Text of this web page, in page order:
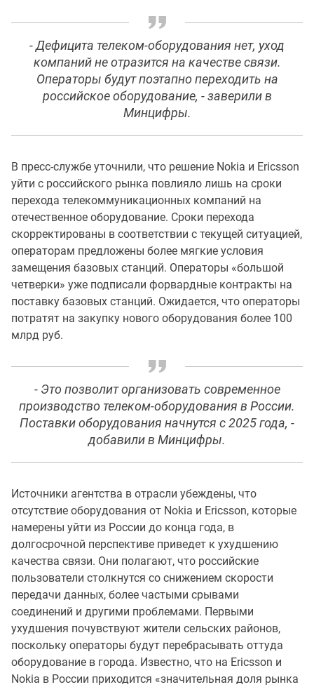
- Дефицита телеком-оборудования нет, уход
компаний не отразится на качестве связи.
Операторы будут поэтапно переходить на
российское оборудование, - заверили в
Минцифры.
В пресс-службе уточнили, что решение Nokia и Ericsson
уйти с российского рынка повлияло лишь на сроки
перехода телекоммуникационных компаний на
отечественное оборудование. Сроки перехода
скорректированы в соответствии с текущей ситуацией,
операторам предложены более мягкие условия
замещения базовых станций. Операторы «большой
четверки» уже подписали форвардные контракты на
поставку базовых станций. Ожидается, что операторы
потратят на закупку нового оборудования более 100
млрд руб.
- Это позволит организовать современное
производство телеком-оборудования в России.
Поставки оборудования начнутся с 2025 года, -
добавили в Минцифры.
Источники агентства в отрасли убеждены, что
отсутствие оборудования от Nokia и Ericsson, которые
намерены уйти из России до конца года, в
долгосрочной перспективе приведет к ухудшению
качества связи. Они полагают, что российские
пользователи столкнутся со снижением скорости
передачи данных, более частыми срывами
соединений и другими проблемами. Первыми
ухудшения почувствуют жители сельских районов,
поскольку операторы будут перебрасывать оттуда
оборудование в города. Известно, что на Ericsson и
Nokia в России приходится «значительная доля рынка